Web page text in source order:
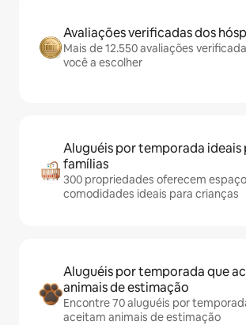
Avaliações verificadas dos
Mais de 12.550 avaliações
você a escolher
Aluguéis por temporada ideais
famílias
300 propriedades oferecem
comodidades ideais para crianças
Aluguéis por temporada que
animais de estimação
Encontre 70 aluguéis por
aceitam animais de estimação